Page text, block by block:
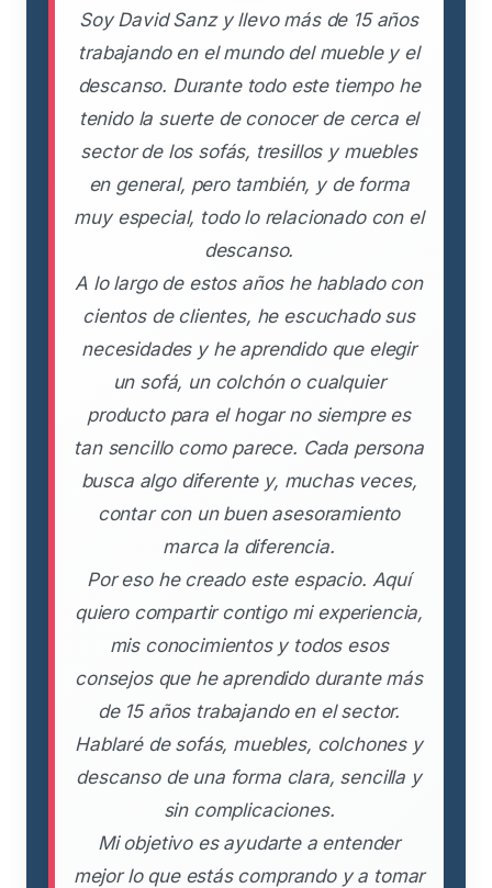
Soy David Sanz y llevo más de 15 años
trabajando en el mundo del mueble y el
descanso. Durante todo este tiempo he
tenido la suerte de conocer de cerca el
sector de los sofás, tresillos y muebles
en general, pero también, y de forma
muy especial, todo lo relacionado con el
descanso.
A lo largo de estos años he hablado con
cientos de clientes, he escuchado sus
necesidades y he aprendido que elegir
un sofá, un colchón o cualquier
producto para el hogar no siempre es
tan sencillo como parece. Cada persona
busca algo diferente y, muchas veces,
contar con un buen asesoramiento
marca la diferencia.
Por eso he creado este espacio. Aquí
quiero compartir contigo mi experiencia,
mis conocimientos y todos esos
consejos que he aprendido durante más
de 15 años trabajando en el sector.
Hablaré de sofás, muebles, colchones y
descanso de una forma clara, sencilla y
sin complicaciones.
Mi objetivo es ayudarte a entender
mejor lo que estás comprando y a tomar